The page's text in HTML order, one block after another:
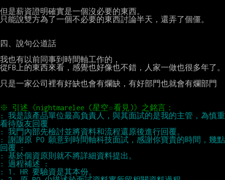
但是薪資證明確實是一個沒必要的東西。
只能說雙方為了一個不必要的東西討論半天，還弄了個僵。
四、說句公道話
我也有以前同事到時間軸工作的，
從FB上的東西來看，感覺也好像也不錯，人家一做也很多年了。
只是一家公司裡有好缺也會有爛缺，有好部門也就會有爛部門
: 我是該產品單位最高負責人，與其面試的是我的主管，為慎重
: 謝謝原 PO 願意到時間軸科技面試，感謝你寶貴的時間，幾點